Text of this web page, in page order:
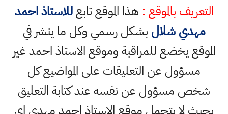
التعريف بالموقع : هذا الموقع تابعللاستاذ احمد
مهدي شلال بشكل رسمي وكل ما ينشر في
الموقع يخضع للمراقبة وموقع الاستاذ احمد غير
مسؤول عن التعليقات على المواضيع كل
شخص مسؤول عن نفسه عند كتابة التعليق